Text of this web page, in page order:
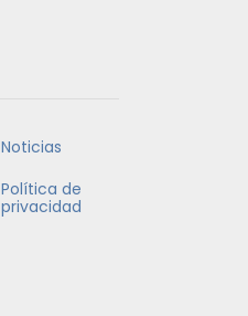
Noticias
Política de
privacidad